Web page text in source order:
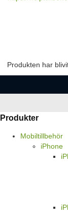
Produkten har
Produkter
Mobiltillbehör
iPhone